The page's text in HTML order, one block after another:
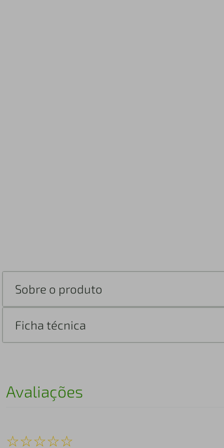
Sobre o produto
Ficha técnica
Avaliações
☆☆☆☆☆